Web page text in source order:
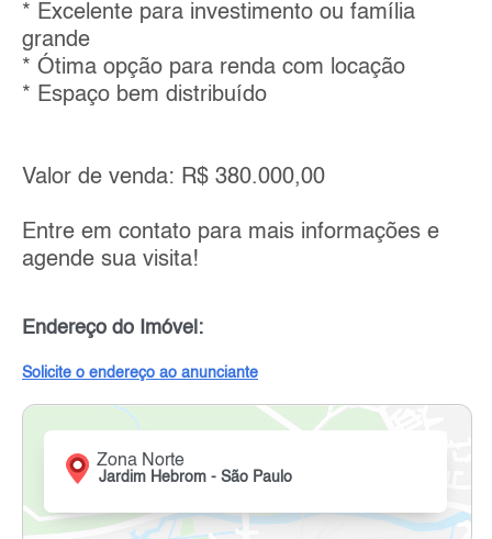
* Excelente para investimento ou família
grande
* Ótima opção para renda com locação
* Espaço bem distribuído
Valor de venda: R$ 380.000,00
Entre em contato para mais informações e
agende sua visita!
Endereço do Imóvel:
Solicite o endereço ao anunciante
Zona Norte
Jardim Hebrom - São Paulo